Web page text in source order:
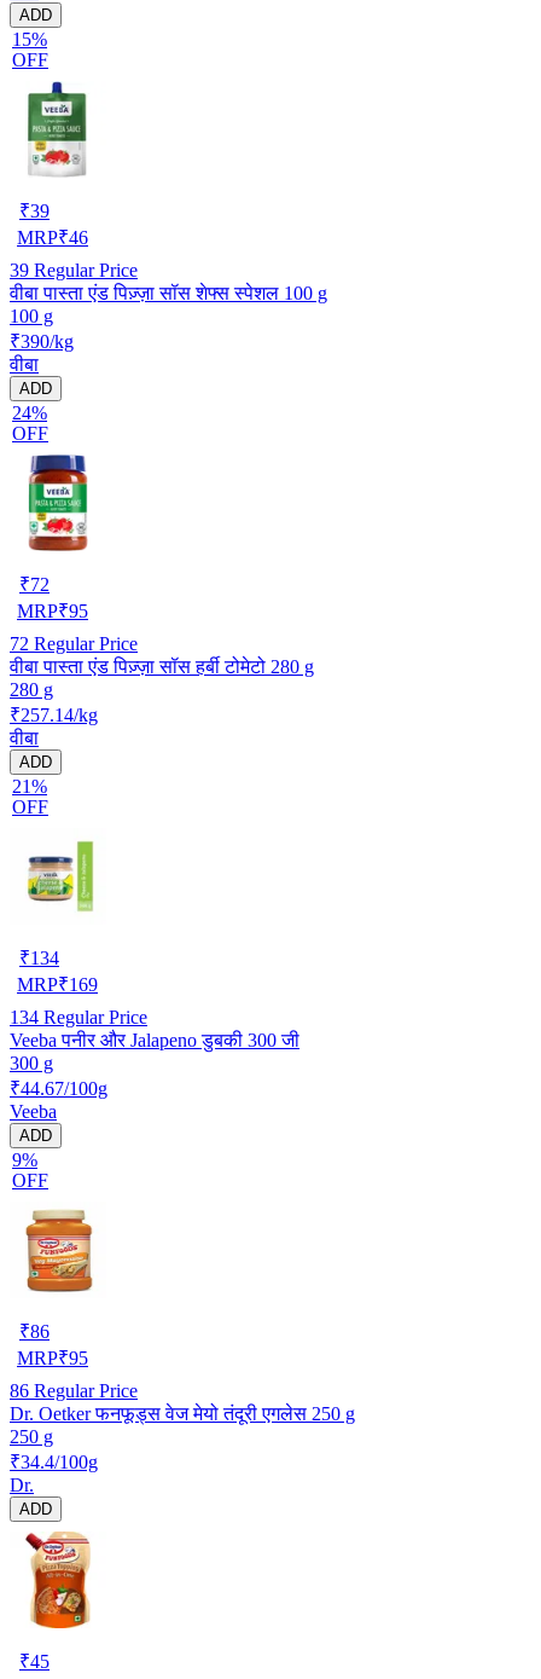
ADD
15%
OFF
₹39
MRP₹46
39 Regular Price
वीबा पास्ता एंड पिज़्ज़ा सॉस शेफ्स स्पेशल 100 g
100 g
₹390/kg
वीबा
ADD
24%
OFF
₹72
MRP₹95
72 Regular Price
वीबा पास्ता एंड पिज़्ज़ा सॉस हर्बी टोमेटो 280 g
280 g
₹257.14/kg
वीबा
ADD
21%
OFF
₹134
MRP₹169
134 Regular Price
Veeba पनीर और Jalapeno डुबकी 300 जी
300 g
₹44.67/100g
Veeba
ADD
9%
OFF
₹86
MRP₹95
86 Regular Price
Dr. Oetker फनफूड्स वेज मेयो तंदूरी एगलेस 250 g
250 g
₹34.4/100g
Dr.
ADD
₹45